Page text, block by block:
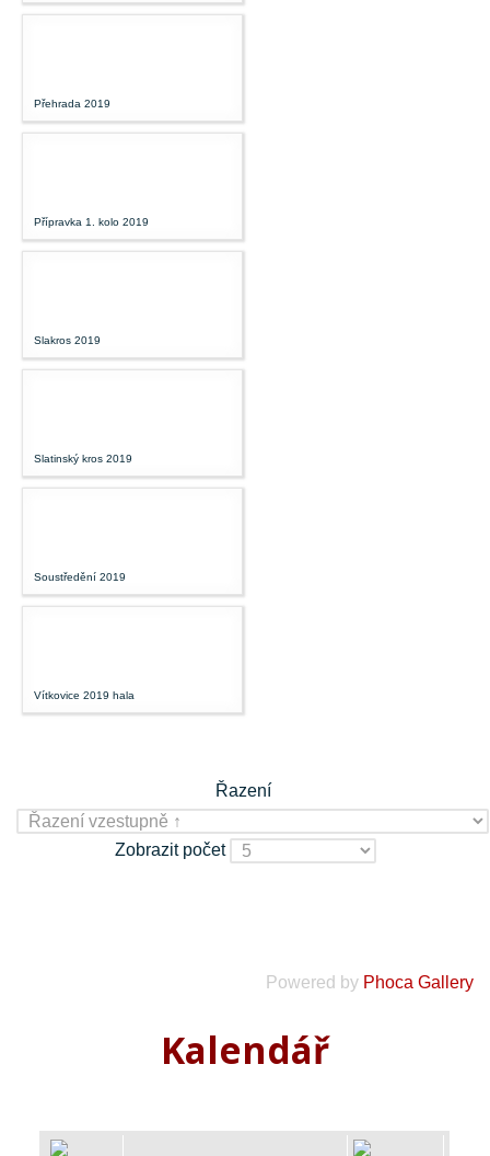
Přehrada 2019
Přípravka 1. kolo 2019
Slakros 2019
Slatinský kros 2019
Soustředění 2019
Vítkovice 2019 hala
Řazení
Zobrazit počet
Powered by Phoca Gallery
Kalendář